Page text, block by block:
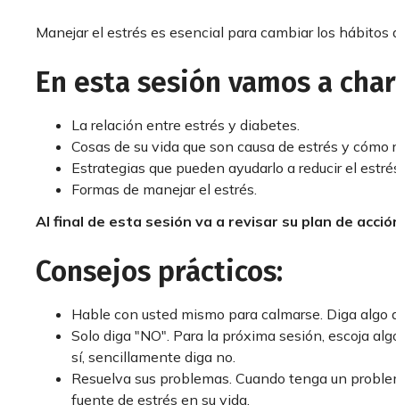
Manejar el estrés es esencial para cambiar los
En esta sesión vamos a
La relación entre estrés y diabetes.
Cosas de su vida que son causa de estrés y cómo
Estrategias que pueden ayudarlo a reducir el
Formas de manejar el estrés.
Al final de esta sesión va a revisar su plan de
Consejos prácticos:
Hable con usted mismo para calmarse. Diga
Solo diga "NO". Para la próxima sesión, escoja
sí, sencillamente diga no.
Resuelva sus problemas. Cuando tenga un
fuente de estrés en su vida.